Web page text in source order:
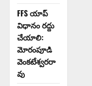
FFS యాప్
విధానం రద్దు
చేయాలి:
మోరంపూడి
వెంకటేశ్వరరా
వు